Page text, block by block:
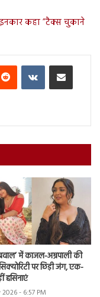
कहा ”टैक्स चुकाने
Reddit VKontakteShare via Email
में काजल-अम्रपाली की
पर छिड़ी जंग, एक-
हसिनाएं
- 6:57 PM